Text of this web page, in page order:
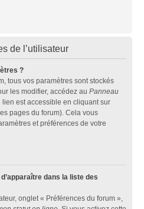
de l’utilisateur
?
tous vos paramètres sont stockés
les modifier, accédez au Panneau
est accessible en cliquant sur
pages du forum). Cela vous
et préférences de votre
dans la liste des
onglet « Préférences du forum »,